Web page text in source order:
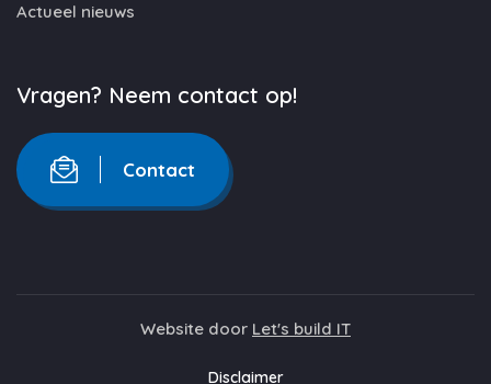
Actueel nieuws
Vragen? Neem contact op!
Contact
Website door Let's build IT
Disclaimer